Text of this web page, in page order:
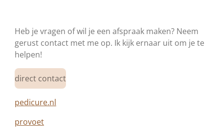
Heb je vragen of wil je een afspraak maken? Neem
gerust contact met me op. Ik kijk ernaar uit om je te
helpen!
direct contact
pedicure.nl
provoet